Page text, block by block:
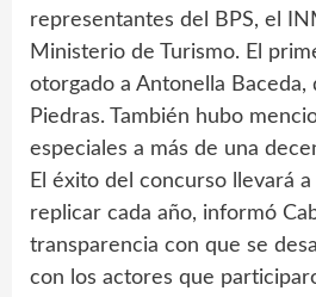
representantes del BPS, el
Ministerio de Turismo. El
otorgado a Antonella Baceda,
Piedras. También hubo
especiales a más de una
El éxito del concurso llevará
replicar cada año, informó
transparencia con que se
con los actores que